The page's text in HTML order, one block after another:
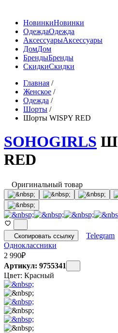
НовинкиНовинки
ОдеждаОдежда
АксессуарыАксессуары
ДомДом
БрендыБренды
СкидкиСкидки
Главная /
Женское /
Одежда /
Шорты /
Шорты WISPY RED
SOHOGIRLS
RED
Оригинальный товар
Скопировать ссылку Telegram
Одноклассники
2 990₽
Артикул: 9755341
Цвет: Красный